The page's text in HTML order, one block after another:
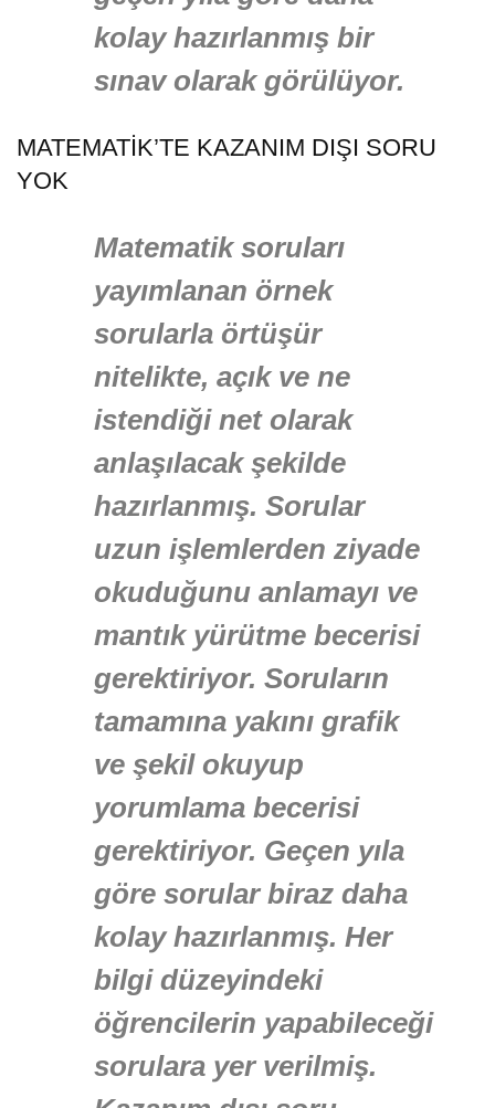
kolay hazırlanmış bir
sınav olarak görülüyor.
MATEMATİK’TE KAZANIM DIŞI SORU
YOK
Matematik soruları
yayımlanan örnek
sorularla örtüşür
nitelikte, açık ve ne
istendiği net olarak
anlaşılacak şekilde
hazırlanmış. Sorular
uzun işlemlerden ziyade
okuduğunu anlamayı ve
mantık yürütme becerisi
gerektiriyor. Soruların
tamamına yakını grafik
ve şekil okuyup
yorumlama becerisi
gerektiriyor. Geçen yıla
göre sorular biraz daha
kolay hazırlanmış. Her
bilgi düzeyindeki
öğrencilerin yapabileceği
sorulara yer verilmiş.